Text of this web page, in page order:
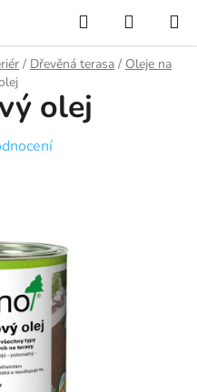
Hledat
KOŠÍK
/ Dřevěná terasa / Oleje na
olej